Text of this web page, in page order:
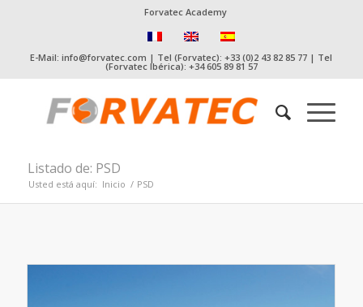
Forvatec Academy
E-Mail: info@forvatec.com | Tel (Forvatec): +33 (0)2 43 82 85 77 | Tel
(Forvatec Ibérica): +34 605 89 81 57
Listado de: PSD
Usted está aquí: Inicio / PSD